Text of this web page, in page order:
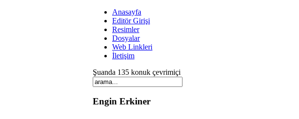
Anasayfa
Editör Girişi
Resimler
Dosyalar
Web Linkleri
İletişim
Şuanda 135 konuk çevrimiçi
Engin Erkiner